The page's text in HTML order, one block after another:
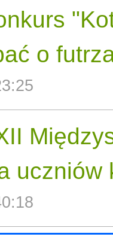
o
uczniów